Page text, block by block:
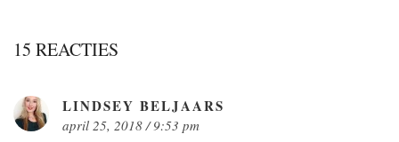
15 REACTIES
LINDSEY BELJAARS
april 25, 2018 / 9:53 pm